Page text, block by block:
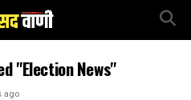
"Election News"
ago